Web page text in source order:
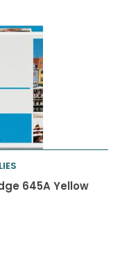
645A Yellow